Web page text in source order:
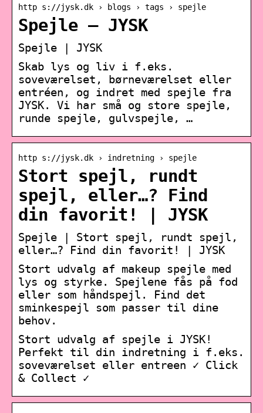
http s://jysk.dk › blogs › tags › spejle
Spejle – JYSK
Spejle | JYSK
Skab lys og liv i f.eks.
soveværelset, børneværelset eller
entréen, og indret med spejle fra
JYSK. Vi har små og store spejle,
runde spejle, gulvspejle, …
http s://jysk.dk › indretning › spejle
Stort spejl, rundt
spejl, eller…? Find
din favorit! | JYSK
Spejle | Stort spejl, rundt spejl,
eller…? Find din favorit! | JYSK
Stort udvalg af makeup spejle med
lys og styrke. Spejlene fås på fod
eller som håndspejl. Find det
sminkespejl som passer til dine
behov.
Stort udvalg af spejle i JYSK!
Perfekt til din indretning i f.eks.
soveværelset eller entreen ✓ Click
& Collect ✓